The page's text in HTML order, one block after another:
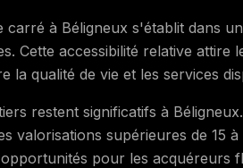
carré à Béligneux s'établit dans
Cette accessibilité relative attire
la qualité de vie et les services
restent significatifs à
valorisations supérieures de 15
pour les acquéreurs